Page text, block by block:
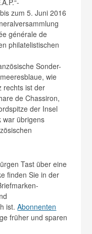
zum 5. Juni 2016
générale de
philatelistischen
Sonder-
wie
rechts ist der
de Chassiron,
der Insel
war übrigens
Tast über eine
finden Sie in der
ist.Abonnenten
früher und sparen